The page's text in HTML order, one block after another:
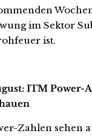
im Sektor
ist.
ITM Power-
Zahlen sehen